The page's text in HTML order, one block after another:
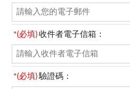
*(必填) 收件者電子信箱：
*(必填) 驗證碼：